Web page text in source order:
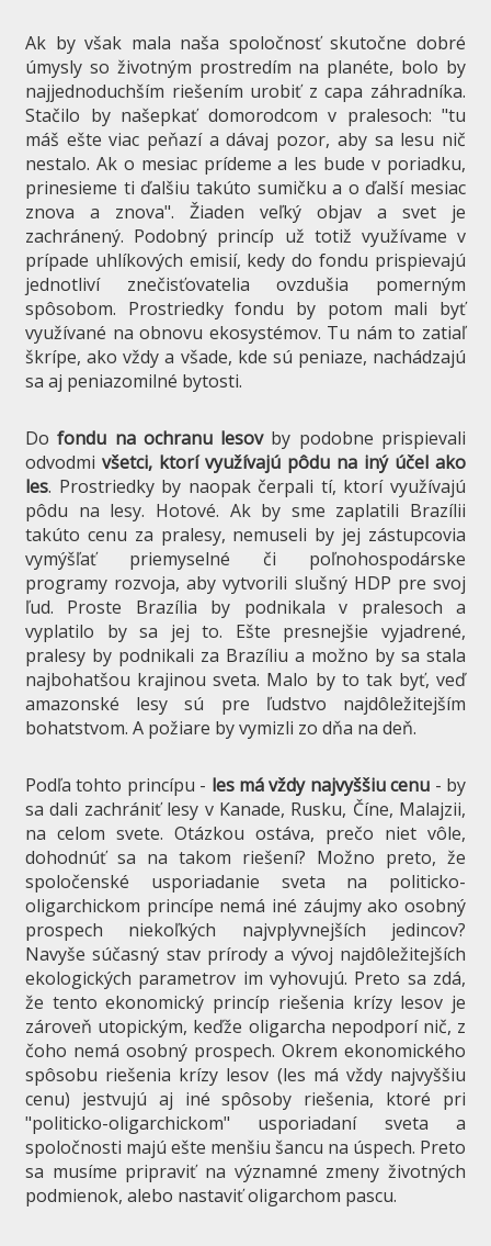
Ak by však mala naša spoločnosť skutočne dobré
úmysly so životným prostredím na planéte, bolo by
najjednoduchším riešením urobiť z capa záhradníka.
Stačilo by našepkať domorodcom v pralesoch: "tu
máš ešte viac peňazí a dávaj pozor, aby sa lesu nič
nestalo. Ak o mesiac prídeme a les bude v poriadku,
prinesieme ti ďalšiu takúto sumičku a o ďalší mesiac
znova a znova". Žiaden veľký objav a svet je
zachránený. Podobný princíp už totiž využívame v
prípade uhlíkových emisií, kedy do fondu prispievajú
jednotliví znečisťovatelia ovzdušia pomerným
spôsobom. Prostriedky fondu by potom mali byť
využívané na obnovu ekosystémov. Tu nám to zatiaľ
škrípe, ako vždy a všade, kde sú peniaze, nachádzajú
sa aj peniazomilné bytosti.
Dofondu na ochranu lesovby podobne prispievali
odvodmi všetci, ktorí využívajú pôdu na iný účel ako
les. Prostriedky by naopak čerpali tí, ktorí využívajú
pôdu na lesy. Hotové. Ak by sme zaplatili Brazílii
takúto cenu za pralesy, nemuseli by jej zástupcovia
vymýšľať priemyselné či poľnohospodárske
programy rozvoja, aby vytvorili slušný HDP pre svoj
ľud. Proste Brazília by podnikala v pralesoch a
vyplatilo by sa jej to. Ešte presnejšie vyjadrené,
pralesy by podnikali za Brazíliu a možno by sa stala
najbohatšou krajinou sveta. Malo by to tak byť, veď
amazonské lesy sú pre ľudstvo najdôležitejším
bohatstvom. A požiare by vymizli zo dňa na deň.
Podľa tohto princípu - les má vždy najvyššiu cenu - by
sa dali zachrániť lesy v Kanade, Rusku, Číne, Malajzii,
na celom svete. Otázkou ostáva, prečo niet vôle,
dohodnúť sa na takom riešení? Možno preto, že
spoločenské usporiadanie sveta na politicko-
oligarchickom princípe nemá iné záujmy ako osobný
prospech niekoľkých najvplyvnejších jedincov?
Navyše súčasný stav prírody a vývoj najdôležitejších
ekologických parametrov im vyhovujú. Preto sa zdá,
že tento ekonomický princíp riešenia krízy lesov je
zároveň utopickým, keďže oligarcha nepodporí nič, z
čoho nemá osobný prospech. Okrem ekonomického
spôsobu riešenia krízy lesov (les má vždy najvyššiu
cenu) jestvujú aj iné spôsoby riešenia, ktoré pri
"politicko-oligarchickom" usporiadaní sveta a
spoločnosti majú ešte menšiu šancu na úspech. Preto
sa musíme pripraviť na významné zmeny životných
podmienok, alebo nastaviť oligarchom pascu.